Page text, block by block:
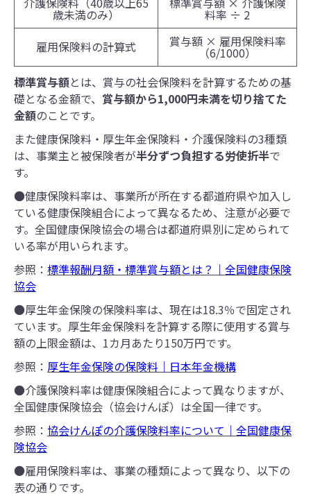
歳未満のみ）
料率 ÷ 2
雇用保険料の計算式
賞与額 × 雇用保険料率
（6/1000）
標準賞与額とは、賞与の社会保険料を計算するための基
礎となる金額で、 賞与額から1,000円未満を切り捨てた
金額のことです。
また健康保険料・厚生年金保険料・介護保険料の3種類
は、事業主と被保険者が半分ずつ負担する労使折半で
す。
●健康保険料率は、事業所が所在する都道府県や加入し
ている健康保険組合によって異なるため、注意が必要で
す。全国健康保険協会の場合は都道府県別に定められて
いる率が用いられます。
参照： 標準報酬月額・標準賞与額とは？｜全国健康保険
協会
●厚生年金保険の保険料率は、現在は18.3％で固定され
ています。厚生年金保険料を計算する際に使用する賞与
額の上限金額は、1カ月あたり150万円です。
参照： 厚生年金保険の保険料｜日本年金機構
●介護保険料率は健康保険組合によって異なりますが、
全国健康保険協会（協会けんぽ）は全国一律です。
参照： 協会けんぽの介護保険料率について｜全国健康保
険協会
●雇用保険料率は、事業の種類によって異なり、以下の
表の通りです。